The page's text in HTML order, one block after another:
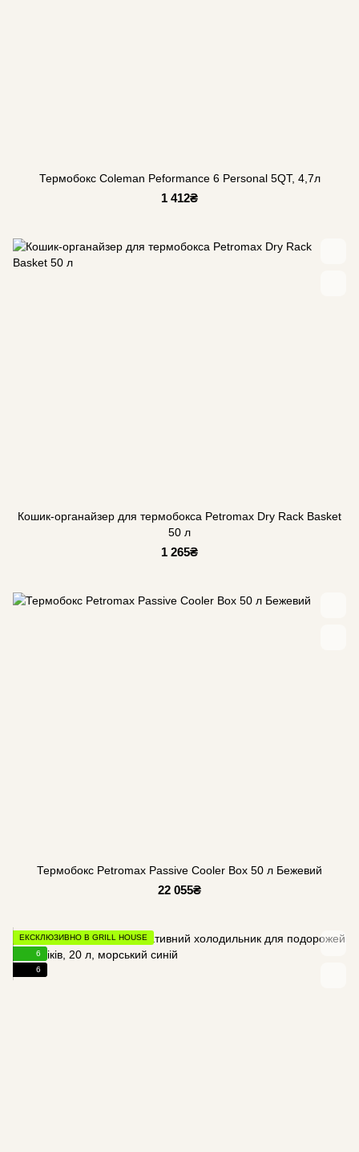
Термобокс Coleman Peformance 6 Personal 5QT, 4,7л
1 412₴
Кошик-органайзер для термобокса Petromax Dry Rack Basket
50 л
1 265₴
Термобокс Petromax Passive Cooler Box 50 л Бежевий
22 055₴
ЕКСКЛЮЗИВНО В GRILL HOUSE
6
6